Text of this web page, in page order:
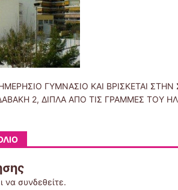
ΓΥΜΝΑΣΙΟ ΚΑΙ ΒΡΙΣΚΕΤΑΙ
2, ΔΙΠΛΑ ΑΠΟ ΤΙΣ ΓΡΑΜΜΕΣ ΤΟΥ
να συνδεθείτε.